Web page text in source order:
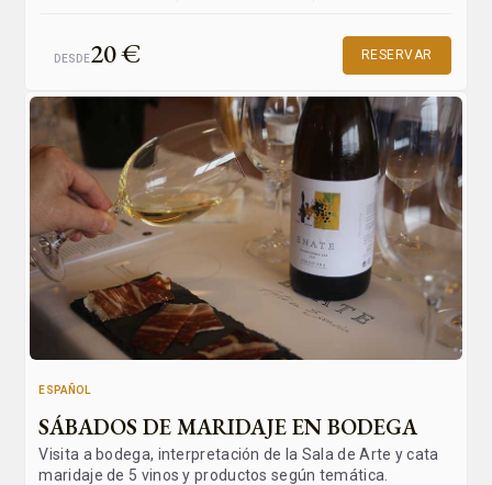
DESDE20 € RESERVAR
ESPAÑOL
SÁBADOS DE MARIDAJE EN BODEGA
Visita a bodega, interpretación de la Sala de Arte y cata
maridaje de 5 vinos y productos según temática.